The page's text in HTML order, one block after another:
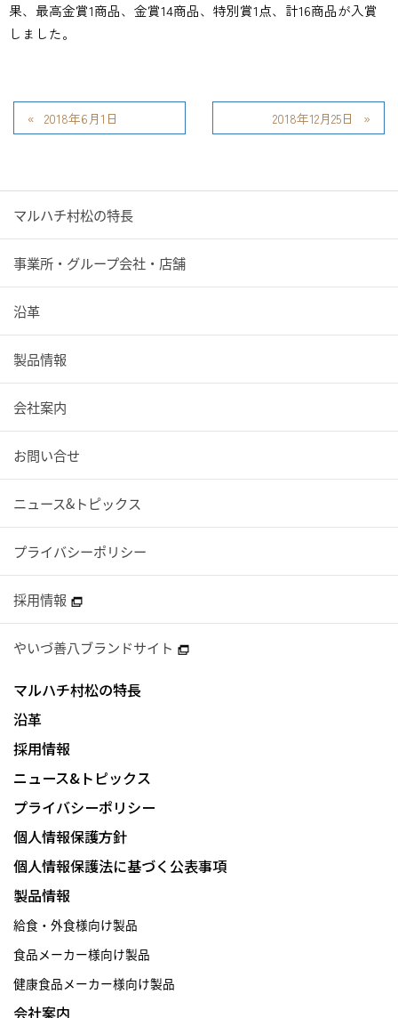
果、最高金賞1商品、金賞14商品、特別賞1点、計16商品が入賞
しました。
2018年6月1日 2018年12月25日
マルハチ村松の特長
事業所・グループ会社・店舗
沿革
製品情報
会社案内
お問い合せ
ニュース&トピックス
プライバシーポリシー
採用情報
やいづ善八ブランドサイト
マルハチ村松の特長
沿革
採用情報
ニュース&トピックス
プライバシーポリシー
個人情報保護方針
個人情報保護法に基づく公表事項
製品情報
給食・外食様向け製品
食品メーカー様向け製品
健康食品メーカー様向け製品
会社案内